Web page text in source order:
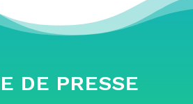
DE PRESSE